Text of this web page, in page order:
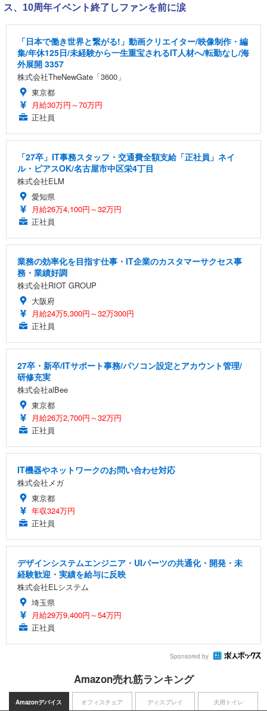
ス、10周年イベント終了しファンを前に涙
「日本で働き世界と繋がる!」動画クリエイター/映像制作・編
集/年休125日/未経験から一生重宝されるIT人材へ/転勤なし/海
外展開 3357
株式会社TheNewGate「3600」
東京都
月給30万円～70万円
正社員
「27卒」IT事務スタッフ・交通費全額支給「正社員」ネイ
ル・ピアスOK/名古屋市中区栄4丁目
株式会社ELM
愛知県
月給26万4,100円～32万円
正社員
業務の効率化を目指す仕事・IT企業のカスタマーサクセス事
務・業績好調
株式会社RIOT GROUP
大阪府
月給24万5,300円～32万300円
正社員
27卒・新卒/ITサポート事務/パソコン設定とアカウント管理/
研修充実
株式会社alBee
東京都
月給26万2,700円～32万円
正社員
IT機器やネットワークのお問い合わせ対応
株式会社メガ
東京都
年収324万円
正社員
デザインシステムエンジニア・UIパーツの共通化・開発・未
経験歓迎・実績を給与に反映
株式会社ELシステム
埼玉県
月給29万9,400円～54万円
正社員
Sponsored by
Amazon売れ筋ランキング
Amazonデバイス オフィスチェア ディスプレイ 犬用トイレ